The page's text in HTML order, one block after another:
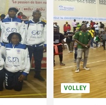
VOLLEY